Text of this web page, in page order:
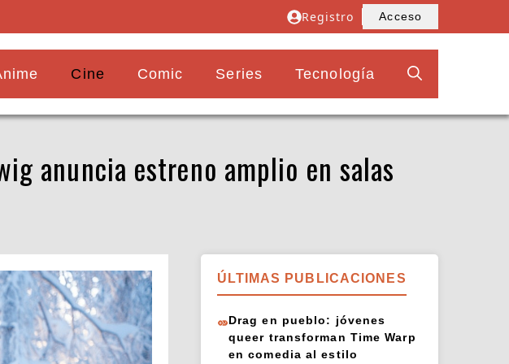
Registro Acceso
Cine Comic Series Tecnología
anuncia estreno amplio en salas
ÚLTIMAS PUBLICACIONES
Drag en pueblo: jóvenes
queer transforman Time Warp
en comedia al estilo